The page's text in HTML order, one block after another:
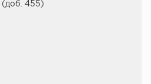
(доб. 455)